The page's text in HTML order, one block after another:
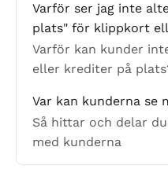
Varför ser jag inte
plats" för klippkort
Varför kan kunder
eller krediter på
Var kan kunderna se
Så hittar och delar
med kunderna